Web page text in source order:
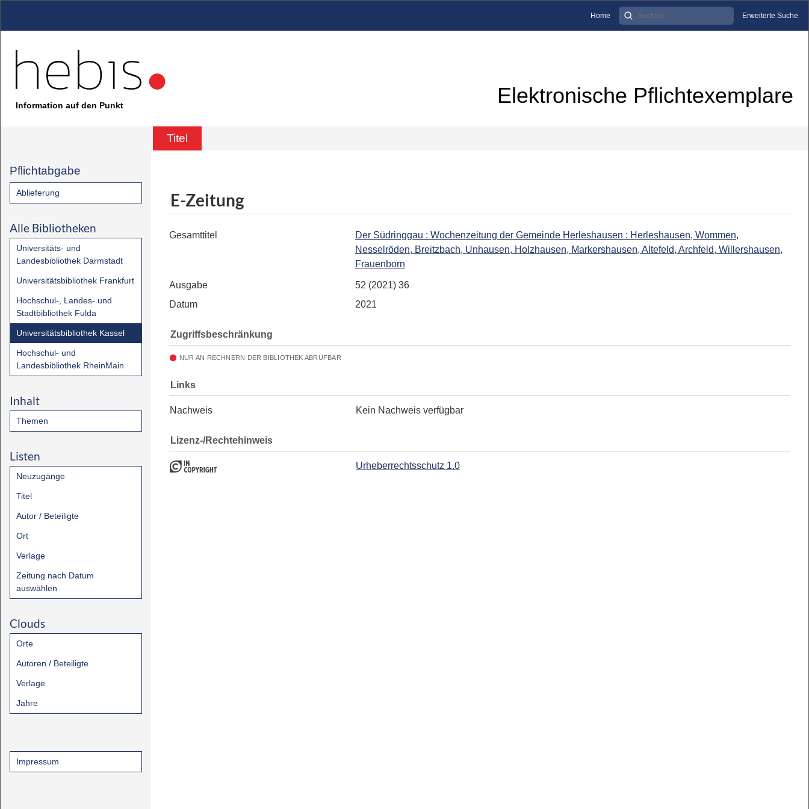
Home Erweiterte Suche
Information auf den Punkt Elektronische Pflichtexemplare
Titel
Pflichtabgabe
Ablieferung
Alle Bibliotheken
Universitäts- und
Landesbibliothek Darmstadt
Universitätsbibliothek Frankfurt
Hochschul-, Landes- und
Stadtbibliothek Fulda
Universitätsbibliothek Kassel
Hochschul- und
Landesbibliothek RheinMain
Inhalt
Themen
Listen
Neuzugänge
Titel
Autor / Beteiligte
Ort
Verlage
Zeitung nach Datum
auswählen
Clouds
Orte
Autoren / Beteiligte
Verlage
Jahre
Impressum
E-Zeitung
Gesamttitel
Der Südringgau : Wochenzeitung der Gemeinde Herleshausen : Herleshausen, Wommen,
Nesselröden, Breitzbach, Unhausen, Holzhausen, Markershausen, Altefeld, Archfeld, Willershausen,
Frauenborn
Ausgabe
52 (2021) 36
Datum
2021
Zugriffsbeschränkung
NUR AN RECHNERN DER BIBLIOTHEK ABRUFBAR
Links
Nachweis Kein Nachweis verfügbar
Lizenz-/Rechtehinweis
Urheberrechtsschutz 1.0